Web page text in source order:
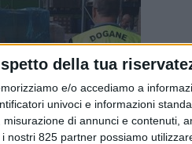
della tua
e/o accediamo a
univoci e informazioni
di annunci e contenuti,
nostri 825 partner possiamo